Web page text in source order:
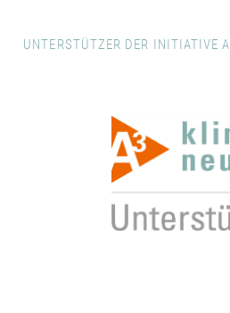
UNTERSTÜTZER DER INITIATIVE